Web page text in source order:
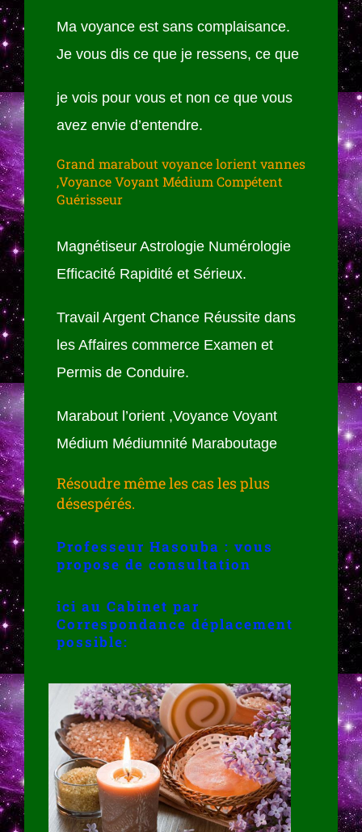
Ma voyance est sans complaisance.
Je vous dis ce que je ressens, ce que
je vois pour vous et non ce que vous
avez envie d’entendre.
Grand marabout voyance lorient vannes
,Voyance Voyant Médium Compétent
Guérisseur
Magnétiseur Astrologie Numérologie
Efficacité Rapidité et Sérieux.
Travail Argent Chance Réussite dans
les Affaires commerce Examen et
Permis de Conduire.
Marabout l’orient ,Voyance Voyant
Médium Médiumnité Maraboutage
Résoudre même les cas les plus
désespérés.
Professeur Hasouba : vous
propose de consultation
ici au Cabinet par
Correspondance déplacement
possible: